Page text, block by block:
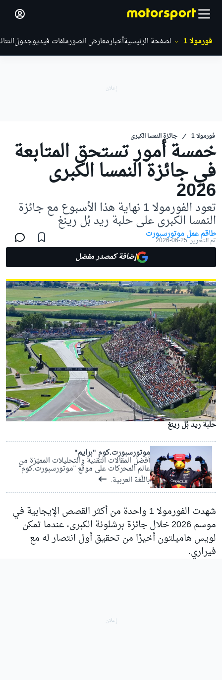
فورمولا 1 الصفحة الرئيسيةأخبارمعارض الصورملفات فيديوجدول
فورمولا 1 جائزة النمسا الكبرى
خمسة أمور تستحق المتابعة
في جائزة النمسا الكبرى
2026 تعود الفورمولا 1 نهاية هذا الأسبوع مع جائزة
النمسا الكبرى على حلبة ريد بُل رينغ
طاقم عمل موتورسبورت
تم التحرير:25-06-2026
إضافة كمصدر مفضل
حلبة ريد بُل رينغ
موتورسبورت.كوم "برايم"
أفضل المقالات التقنية والتحليلات المميّزة من
عالم المحركات على موقع "موتورسبورت.كوم"
باللّغة العربية.
شهدت الفورمولا 1 واحدة من أكثر القصص الإيجابية في
موسم 2026 خلال جائزة برشلونة الكبرى، عندما تمكن
لويس هاميلتونأخيرًا من تحقيق أول انتصار له مع
فيراري.